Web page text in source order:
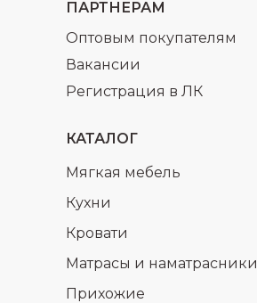
ПАРТНЕРАМ
Регистрация в ЛК
Оптовым покупателям
Вакансии
КАТАЛОГ
Кухни
Мягкая мебель
Кровати
Матрасы и наматрасники
Прихожие